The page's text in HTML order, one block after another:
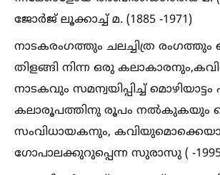
ജോർജ് ലൂക്കാച്ച്‌ മ. (1885 -1971)
നാടകരംഗത്തും ചലച്ചിത്ര
തിളങ്ങി നിന്ന ഒരു
നാടകവും സമന്വയിപ്പിച്ച്‌
കലാരൂപത്തിനു രൂപം നല്‍കുകയും
സംവിധായകനും,
ഗോപാലക്കുറുപ്പെന്ന സുരാസു ( -